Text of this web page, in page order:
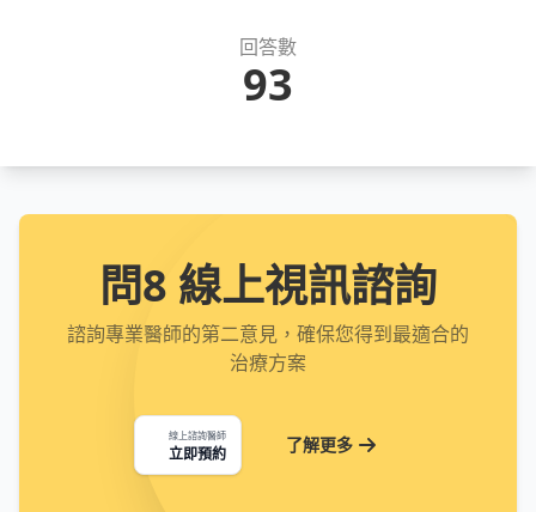
回答數
93
問8 線上視訊諮詢
諮詢專業醫師的第二意見，確保您得到最適合的
治療方案
線上諮詢醫師
立即預約 了解更多